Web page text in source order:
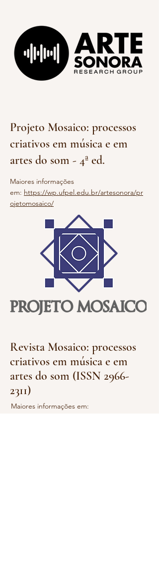
Projeto Mosaico: processos
criativos em música e em
artes do som - 4ª ed.
Maiores informações
em: https://wp.ufpel.edu.br/artesonora/pr
ojetomosaico/
Revista Mosaico: processos
criativos em música e em
artes do som (ISSN 2966-
2311)
Maiores informações em: